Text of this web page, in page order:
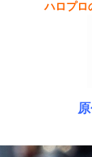
ハロプロ